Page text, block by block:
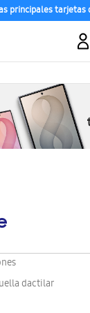
principales tarjetas
dactilar